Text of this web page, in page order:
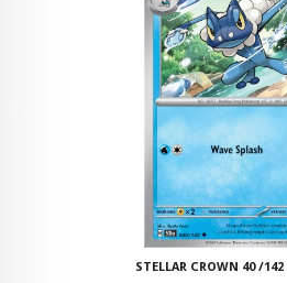
STELLAR CROWN 40 /